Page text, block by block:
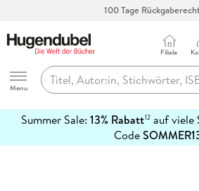
100 Tage
Hugendubel
Menu
Filiale
Summer Sale: 13% Rabatt12auf viele
Code
erfahren